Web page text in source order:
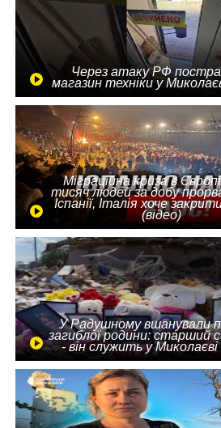
Через атаку РФ
магазин техніки у
Міграційна криза в
тисяч людей за добу
Іспанії, Італія хоче
(відео)
У Радушному вшанували
загиблої родини: старший
- він служить у Миколаєві